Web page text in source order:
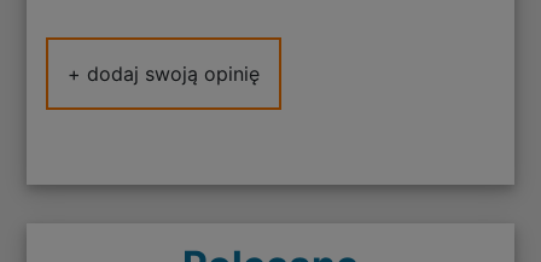
+ dodaj swoją opinię